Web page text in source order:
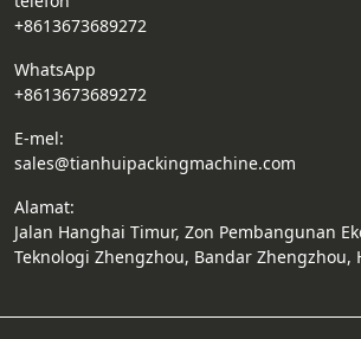
+8613673689272
WhatsApp
+8613673689272
E-mel:
sales@tianhuipackingmachine.com
Alamat:
Jalan Hanghai Timur, Zon Pembangunan
Teknologi Zhengzhou, Bandar Zhengzhou,